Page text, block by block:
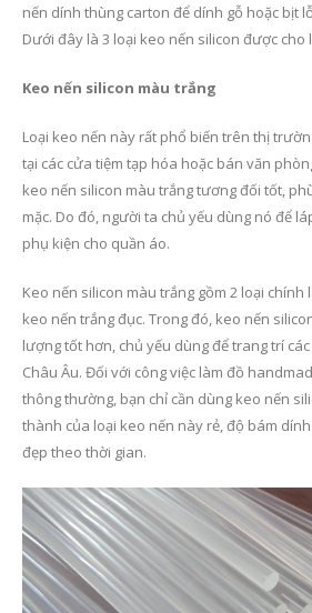
nến dính thùng carton để dính gỗ hoặc bịt
Dưới đây là 3 loại keo nến silicon được cho
Keo nến silicon màu trắng
Loại keo nến này rất phổ biến trên thị
tại các cửa tiệm tạp hóa hoặc bán văn
keo nến silicon màu trắng tương đối tốt,
mặc. Do đó, người ta chủ yếu dùng nó để
phụ kiện cho quần áo.
Keo nến silicon màu trắng gồm 2 loại
keo nến trắng đục. Trong đó, keo nến
lượng tốt hơn, chủ yếu dùng để trang trí
Châu Âu. Đối với công việc làm đồ
thông thường, bạn chỉ cần dùng keo nến
thành của loại keo nến này rẻ, độ bám
đẹp theo thời gian.